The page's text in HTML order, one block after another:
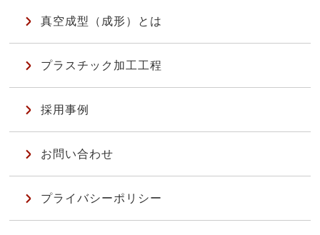
真空成型（成形）とは
プラスチック加工工程
採用事例
お問い合わせ
プライバシーポリシー